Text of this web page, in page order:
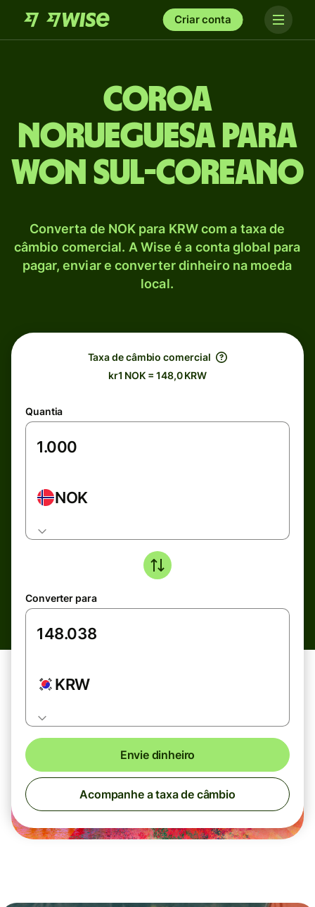
Criar conta
Coroa
norueguesa para
Won sul-coreano
Converta de NOK para KRW com a taxa de
câmbio comercial. A Wise é a conta global para
pagar, enviar e converter dinheiro na moeda
local.
Taxa de câmbio comercial
kr1 NOK = 148,0 KRW
Quantia
NOK
Converter para
KRW
Envie dinheiro
Acompanhe a taxa de câmbio